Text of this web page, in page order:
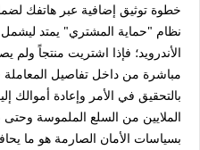
خطوة توثيق إضافية عبر هاتفك
نظام "حماية المشتري" يمتد ليشمل
مباشرة من داخل تفاصيل
بالتحقيق في الأمر وإعادة أموالك
الملايين من السلع الملموسة وحتى
بسياسات الأمان الصارمة هو ما